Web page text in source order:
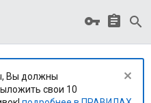
Вы должны
свои 10